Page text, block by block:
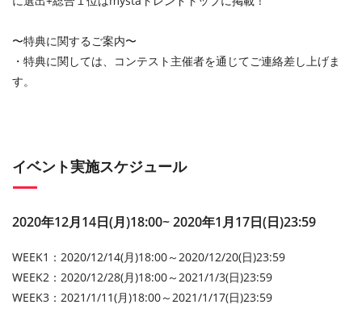
〜特典に関するご案内〜
・特典に関しては、コンテスト主催者を通じてご連絡差し上げま
す。
イベント実施スケジュール
2020年12月14日(月)18:00~ 2020年1月17日(日)23:59
WEEK1：2020/12/14(月)18:00～2020/12/20(日)23:59
WEEK2：2020/12/28(月)18:00～2021/1/3(日)23:59
WEEK3：2021/1/11(月)18:00～2021/1/17(日)23:59